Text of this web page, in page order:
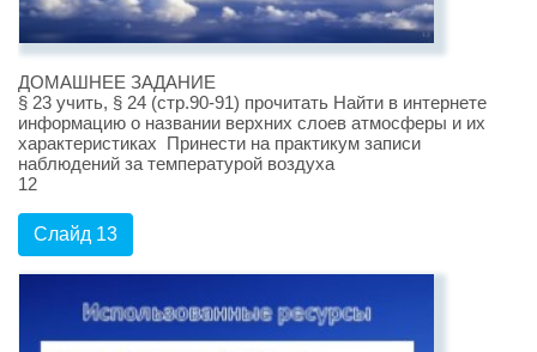
ДОМАШНЕЕ ЗАДАНИЕ
§ 23 учить, § 24 (стр.90-91) прочитать Найти в интернете
информацию о названии верхних слоев атмосферы и их
характеристиках Принести на практикум записи
наблюдений за температурой воздуха
12
Слайд 13